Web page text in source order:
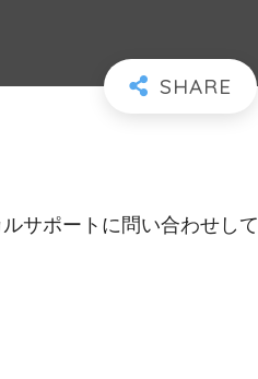
サポートに問い合わせして